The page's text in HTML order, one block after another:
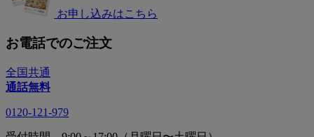
お申し込みはこちら
お電話でのご注文
全国共通
通話無料
0120-121-979